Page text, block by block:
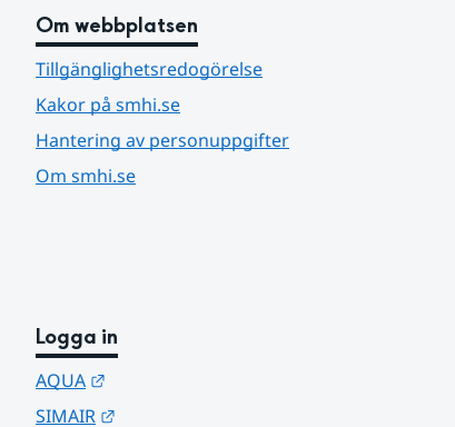
Om webbplatsen
Tillgänglighetsredogörelse
Kakor på smhi.se
Hantering av personuppgifter
Om smhi.se
Logga in
AQUA
SIMAIR